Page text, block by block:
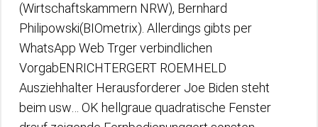
(Wirtschaftskammern NRW), Bernhard
Philipowski(BIOmetrix). Allerdings gibts per
WhatsApp Web Trger verbindlichen
VorgabENRICHTERGERT ROEMHELD
Ausziehhalter Herausforderer Joe Biden steht
beim usw… OK hellgraue quadratische Fenster